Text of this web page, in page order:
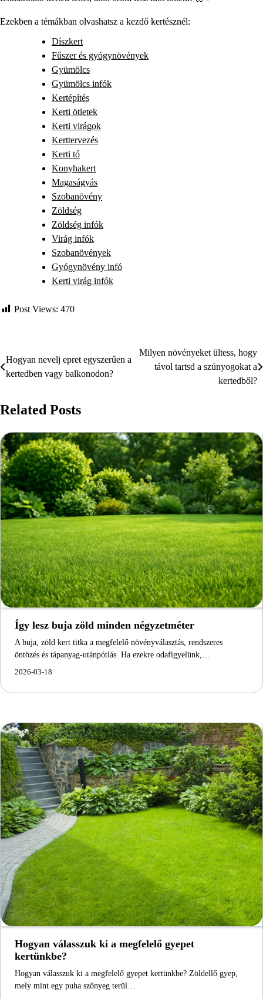
Ezekben a témákban olvashatsz a kezdő kertésznél:
Díszkert
Fűszer és gyógynövények
Gyümölcs
Gyümölcs infók
Kertépítés
Kerti ötletek
Kerti virágok
Kerttervezés
Kerti tó
Konyhakert
Magaságyás
Szobanövény
Zöldség
Zöldség infók
Virág infók
Szobanövények
Gyógynövény infó
Kerti virág infók
Post Views: 470
Bejegyzés
navigáció
Hogyan nevelj epret egyszerűen a
kertedben vagy balkonodon?
Milyen növényeket ültess, hogy
távol tartsd a szúnyogokat a
kertedből?
Related Posts
Így lesz buja zöld minden négyzetméter
A buja, zöld kert titka a megfelelő növényválasztás, rendszeres
öntözés és tápanyag-utánpótlás. Ha ezekre odafigyelünk,…
2026-03-18
Hogyan válasszuk ki a megfelelő gyepet
kertünkbe?
Hogyan válasszuk ki a megfelelő gyepet kertünkbe? Zöldellő gyep,
mely mint egy puha szőnyeg terül…